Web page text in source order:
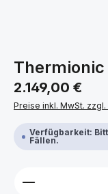
Regulärer Preis:
2.149,00 €
Preise inkl. MwSt.
Verfügbarkeit:
Fällen.
Produkt